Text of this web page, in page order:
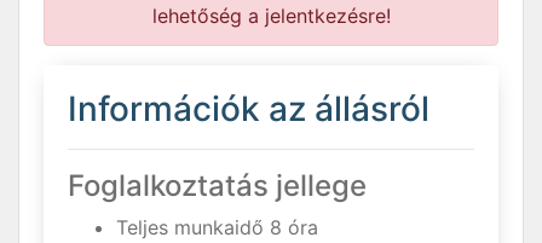
lehetőség a jelentkezésre!
Információk az állásról
Foglalkoztatás jellege
Teljes munkaidő 8 óra